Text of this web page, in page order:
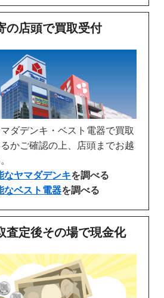
の店頭で買取受付
ダデンキ・ベスト電器で買取
かご確認の上、店頭までお越
なヤマダデンキを調べる
なベスト電器を調べる
査定後その場で現金化